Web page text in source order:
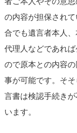
の内容が担保され
合でも遺言者本人
代理人などであれ
ので原本との内容
事が可能です。そ
言書は検認手続き
います。